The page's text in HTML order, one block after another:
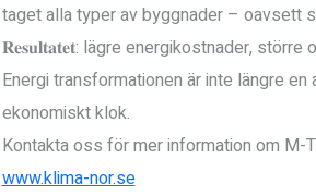
taget alla typer av byggnader – oavsett
𝐑𝐞𝐬𝐮𝐥𝐭𝐚𝐭𝐞𝐭: lägre energikostnader,
Energi transformationen är inte längre
ekonomiskt klok.
Kontakta oss för mer information om M-
www.klima-nor.se